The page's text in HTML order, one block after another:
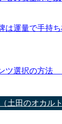
は運量で手持
ツ選択の方法
土田のオカルト